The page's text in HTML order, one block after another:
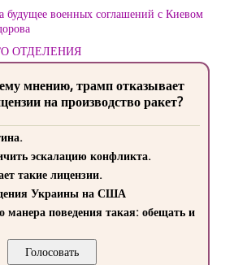
будущее военных соглашений с Киевом
ОТДЕЛЕНИЯ
мнению, трамп отказывает
на производство ракет?
эскалацию конфликта.
такие лицензии.
Украины на США
манера поведения такая: обещать и